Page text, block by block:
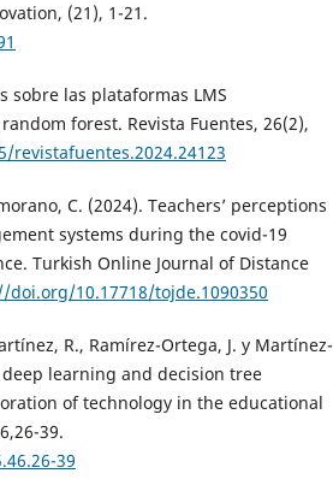
(21), 1-21.
sobre las plataformas LMS
forest. Revista Fuentes, 26(2),
C. (2024). Teachers’ perceptions
systems during the covid-19
Turkish Online Journal of Distance
doi.org/10.17718/tojde.1090350
R., Ramírez-Ortega, J. y Martínez-
deep learning and decision tree
of technology in the educational
39.
39